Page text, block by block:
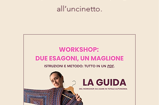
all’uncinetto.